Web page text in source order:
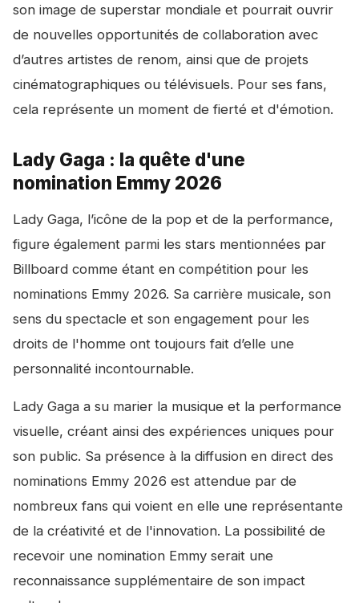
son image de superstar mondiale et pourrait ouvrir
de nouvelles opportunités de collaboration avec
d’autres artistes de renom, ainsi que de projets
cinématographiques ou télévisuels. Pour ses fans,
cela représente un moment de fierté et d'émotion.
Lady Gaga : la quête d'une
nomination Emmy 2026
Lady Gaga, l’icône de la pop et de la performance,
figure également parmi les stars mentionnées par
Billboard comme étant en compétition pour les
nominations Emmy 2026. Sa carrière musicale, son
sens du spectacle et son engagement pour les
droits de l'homme ont toujours fait d’elle une
personnalité incontournable.
Lady Gaga a su marier la musique et la performance
visuelle, créant ainsi des expériences uniques pour
son public. Sa présence à la diffusion en direct des
nominations Emmy 2026 est attendue par de
nombreux fans qui voient en elle une représentante
de la créativité et de l'innovation. La possibilité de
recevoir une nomination Emmy serait une
reconnaissance supplémentaire de son impact